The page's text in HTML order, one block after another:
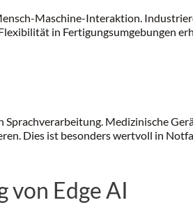
Maschine-Interaktion.
in Fertigungsumgebungen
Medizinische
Dies ist besonders wertvoll in
Edge AI